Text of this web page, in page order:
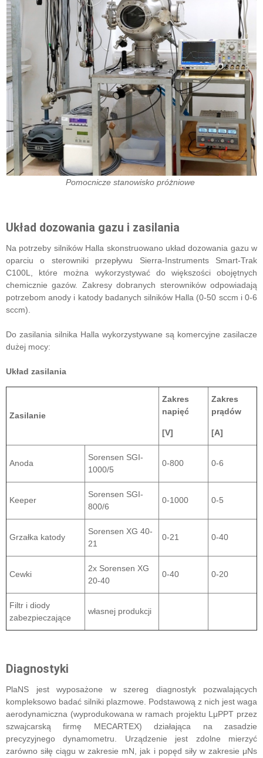
Pomocnicze stanowisko próżniowe
Układ dozowania gazu i zasilania
Na potrzeby silników Halla skonstruowano układ dozowania gazu w
oparciu o sterowniki przepływu Sierra-Instruments Smart-Trak
C100L, które można wykorzystywać do większości obojętnych
chemicznie gazów. Zakresy dobranych sterowników odpowiadają
potrzebom anody i katody badanych silników Halla (0-50 sccm i 0-6
sccm).
Do zasilania silnika Halla wykorzystywane są komercyjne zasilacze
dużej mocy:
Układ zasilania
Zasilanie
Zakres
napięć
[V]
Zakres
prądów
[A]
Anoda
Sorensen SGI-
1000/5
0-800 0-6
Keeper
Sorensen SGI-
800/6
0-1000 0-5
Grzałka katody
Sorensen XG 40-
21
0-21 0-40
Cewki
2x Sorensen XG
20-40
0-40 0-20
Filtr i diody
zabezpieczające
własnej produkcji
Diagnostyki
PlaNS jest wyposażone w szereg diagnostyk pozwalających
kompleksowo badać silniki plazmowe. Podstawową z nich jest waga
aerodynamiczna (wyprodukowana w ramach projektu LμPPT przez
szwajcarską firmę MECARTEX) działająca na zasadzie
precyzyjnego dynamometru. Urządzenie jest zdolne mierzyć
zarówno siłę ciągu w zakresie mN, jak i popęd siły w zakresie μNs